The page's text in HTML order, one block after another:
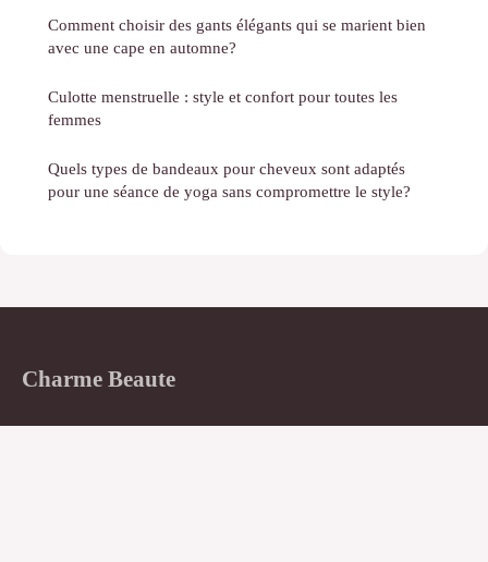
Comment choisir des gants élégants qui se marient bien
avec une cape en automne?
Culotte menstruelle : style et confort pour toutes les
femmes
Quels types de bandeaux pour cheveux sont adaptés
pour une séance de yoga sans compromettre le style?
Charme Beaute